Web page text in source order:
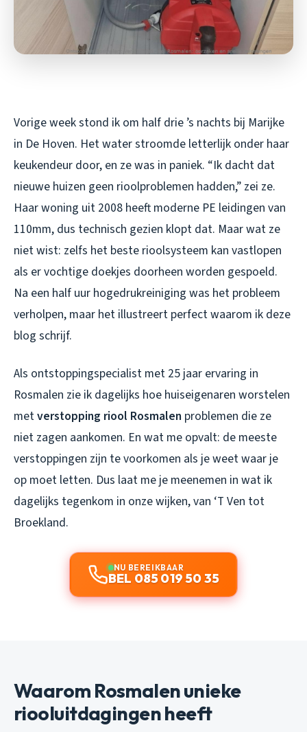
Vorige week stond ik om half drie ’s nachts bij Marijke
in De Hoven. Het water stroomde letterlijk onder haar
keukendeur door, en ze was in paniek. “Ik dacht dat
nieuwe huizen geen rioolproblemen hadden,” zei ze.
Haar woning uit 2008 heeft moderne PE leidingen van
110mm, dus technisch gezien klopt dat. Maar wat ze
niet wist: zelfs het beste rioolsysteem kan vastlopen
als er vochtige doekjes doorheen worden gespoeld.
Na een half uur hogedrukreiniging was het probleem
verholpen, maar het illustreert perfect waarom ik deze
blog schrijf.
Als ontstoppingspecialist met 25 jaar ervaring in
Rosmalen zie ik dagelijks hoe huiseigenaren worstelen
metverstopping riool Rosmalen problemen die ze
niet zagen aankomen. En wat me opvalt: de meeste
verstoppingen zijn te voorkomen als je weet waar je
op moet letten. Dus laat me je meenemen in wat ik
dagelijks tegenkom in onze wijken, van ‘T Ven tot
Broekland.
NU BEREIKBAAR
BEL 085 019 50 35
Waarom Rosmalen unieke
riooluitdagingen heeft